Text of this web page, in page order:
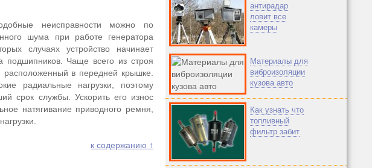
неисправности можно по
шума при работе генератора
случаях устройство начинает
подшипников. Чаще всего из строя
расположенный в передней крышке.
радиальные нагрузки, поэтому
срок службы. Ускорить его износ
натягивание приводного ремня,
к содержанию ↑
антирадар
ловит все
камеры
Материалы для
виброизоляции
кузова авто
Как узнать что
топливный
фильтр забит